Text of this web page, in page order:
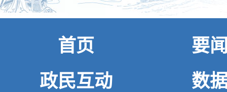
首页
要
政民互动
数